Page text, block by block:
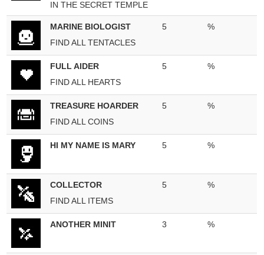
IN THE SECRET TEMPLE
MARINE BIOLOGIST
FIND ALL TENTACLES
5 %
FULL AIDER
FIND ALL HEARTS
5 %
TREASURE HOARDER
FIND ALL COINS
5 %
HI MY NAME IS MARY 5 %
COLLECTOR
FIND ALL ITEMS
5 %
ANOTHER MINIT 3 %